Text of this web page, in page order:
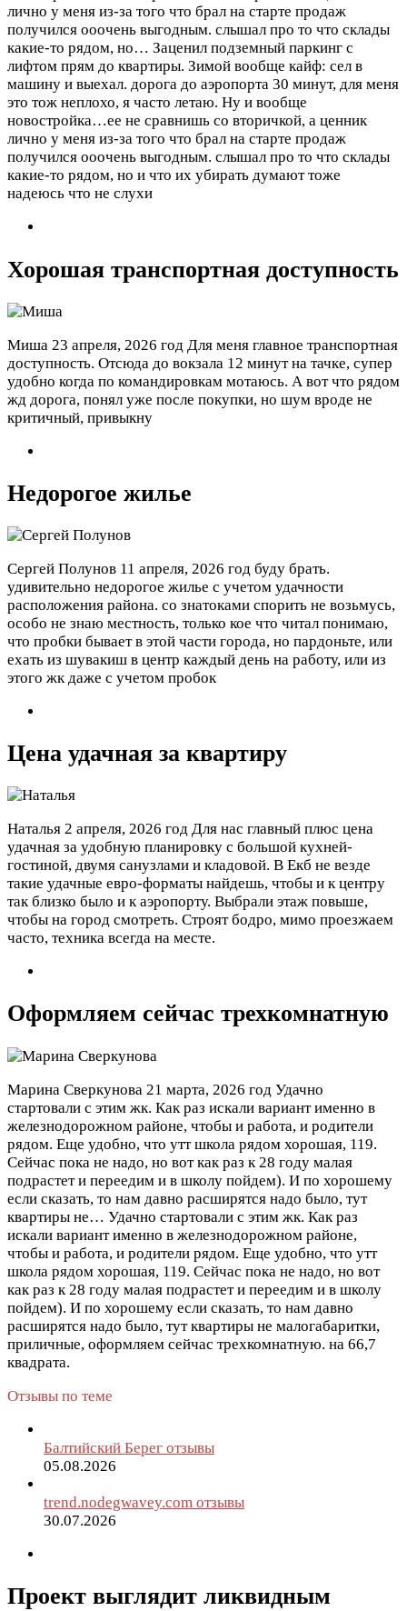
лично у меня из-за того что брал на старте продаж
получился ооочень выгодным. слышал про то что склады
какие-то рядом, но… Заценил подземный паркинг с
лифтом прям до квартиры. Зимой вообще кайф: сел в
машину и выехал. дорога до аэропорта 30 минут, для меня
это тож неплохо, я часто летаю. Ну и вообще
новостройка…ее не сравнишь со вторичкой, а ценник
лично у меня из-за того что брал на старте продаж
получился ооочень выгодным. слышал про то что склады
какие-то рядом, но и что их убирать думают тоже
надеюсь что не слухи
Хорошая транспортная доступность
Миша 23 апреля, 2026 год Для меня главное транспортная
доступность. Отсюда до вокзала 12 минут на тачке, супер
удобно когда по командировкам мотаюсь. А вот что рядом
жд дорога, понял уже после покупки, но шум вроде не
критичный, привыкну
Недорогое жилье
Сергей Полунов 11 апреля, 2026 год буду брать.
удивительно недорогое жилье с учетом удачности
расположения района. со знатоками спорить не возьмусь,
особо не знаю местность, только кое что читал понимаю,
что пробки бывает в этой части города, но пардоньте, или
ехать из шувакиш в центр каждый день на работу, или из
этого жк даже с учетом пробок
Цена удачная за квартиру
Наталья 2 апреля, 2026 год Для нас главный плюс цена
удачная за удобную планировку с большой кухней-
гостиной, двумя санузлами и кладовой. В Екб не везде
такие удачные евро-форматы найдешь, чтобы и к центру
так близко было и к аэропорту. Выбрали этаж повыше,
чтобы на город смотреть. Строят бодро, мимо проезжаем
часто, техника всегда на месте.
Оформляем сейчас трехкомнатную
Марина Сверкунова 21 марта, 2026 год Удачно
стартовали с этим жк. Как раз искали вариант именно в
железнодорожном районе, чтобы и работа, и родители
рядом. Еще удобно, что утт школа рядом хорошая, 119.
Сейчас пока не надо, но вот как раз к 28 году малая
подрастет и переедим и в школу пойдем). И по хорошему
если сказать, то нам давно расширятся надо было, тут
квартиры не… Удачно стартовали с этим жк. Как раз
искали вариант именно в железнодорожном районе,
чтобы и работа, и родители рядом. Еще удобно, что утт
школа рядом хорошая, 119. Сейчас пока не надо, но вот
как раз к 28 году малая подрастет и переедим и в школу
пойдем). И по хорошему если сказать, то нам давно
расширятся надо было, тут квартиры не малогабаритки,
приличные, оформляем сейчас трехкомнатную. на 66,7
квадрата.
Отзывы по теме
Балтийский Берег отзывы
05.08.2026
trend.nodegwavey.com отзывы
30.07.2026
Проект выглядит ликвидным